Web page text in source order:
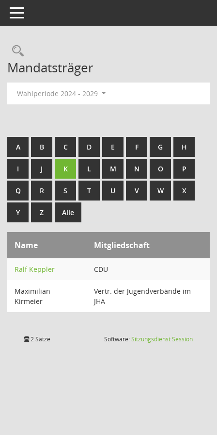
Toggle navigation
Rechercheauswahl
Mandatsträger
Wahlperiode 2024 - 2029
A B C D E F G H
I J K L M N O P
Q R S T U V W X
Y Z Alle
Name Mitgliedschaft
Ralf Keppler CDU
Maximilian
Kirmeier
Vertr. der Jugendverbände im
JHA
2 Sätze Software:SitzungsdienstSession(Wird in